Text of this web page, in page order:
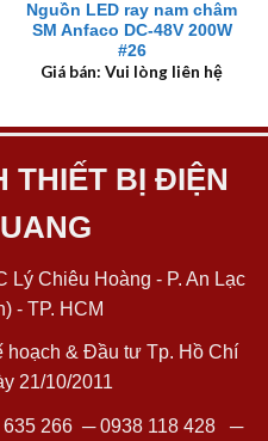
Nguồn LED ray nam châm
SM Anfaco DC-48V 200W
#26
Giá bán: Vui lòng liên hệ
THIẾT BỊ ĐIỆN
Chiêu Hoàng - P. An Lạc
- TP. HCM
hoạch & Đầu tư Tp. Hồ Chí
21/10/2011
266─0938 118 428─